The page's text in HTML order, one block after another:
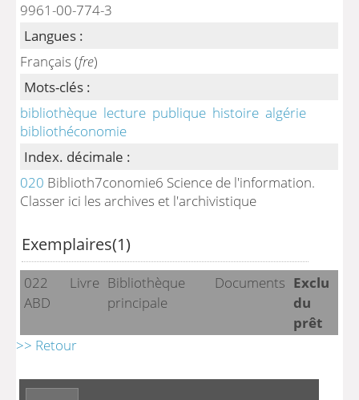
9961-00-774-3
Langues :
Français (fre)
Mots-clés :
bibliothèque lecture publique histoire algérie
bibliothéconomie
Index. décimale :
020 Biblioth7conomie6 Science de l'information.
Classer ici les archives et l'archivistique
Exemplaires(1)
022
ABD
Livre Bibliothèque
principale
Documents Exclu
du
prêt
>> Retour